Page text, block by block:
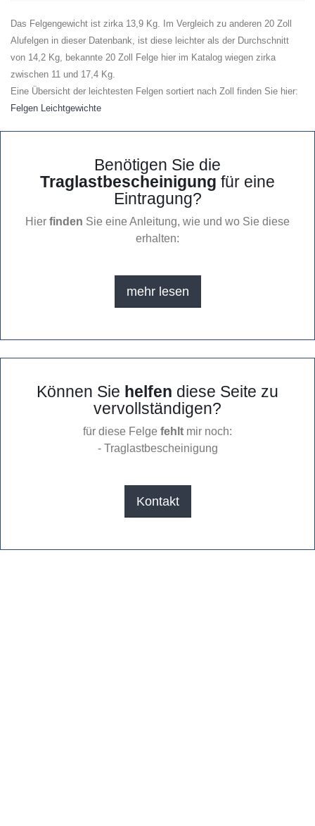
Das Felgengewicht ist zirka 13,9 Kg. Im Vergleich zu anderen 20 Zoll
Alufelgen in dieser Datenbank, ist diese leichter als der Durchschnitt
von 14,2 Kg, bekannte 20 Zoll Felge hier im Katalog wiegen zirka
zwischen 11 und 17,4 Kg.
Eine Übersicht der leichtesten Felgen sortiert nach Zoll finden Sie hier:
Felgen Leichtgewichte
Benötigen Sie die
Traglastbescheinigung für eine
Eintragung?
Hier finden Sie eine Anleitung, wie und wo Sie diese
erhalten:
mehr lesen
Können Sie helfen diese Seite zu
vervollständigen?
für diese Felge fehlt mir noch:
- Traglastbescheinigung
Kontakt